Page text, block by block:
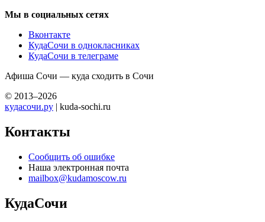
Мы в социальных сетях
Вконтакте
КудаСочи в однокласниках
КудаСочи в телеграме
Афиша Сочи — куда сходить в Сочи
© 2013–2026
кудасочи.ру | kuda-sochi.ru
Контакты
Сообщить об ошибке
Наша электронная почта
mailbox@kudamoscow.ru
КудаСочи